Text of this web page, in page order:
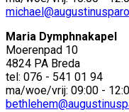
Maria Dymphnakapel
Moerenpad 10
4824 PA Breda
tel: 076 - 541 01 94
ma/woe/vrij: 09:00 -